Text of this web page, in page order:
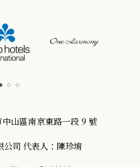
山區南京東路一段 9 號
公司 代表人：陳珍堉